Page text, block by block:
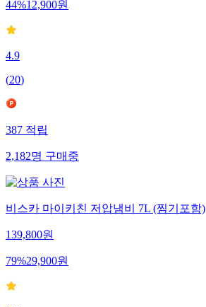
44%12,900원
4.9
(20)
387적립
2,182명구매중
비스카 마이키친 저압냄비 7L (찜기포함)
139,800원
79%29,900원